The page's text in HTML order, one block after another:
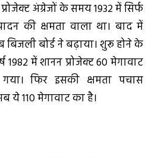
अंग्रेजों के समय 1932 में सिर्फ
की क्षमता वाला था। बाद में
बोर्ड ने बढ़ाया। शुरू होने के
1982 में शानन प्रोजेक्ट 60 मेगावाट
फिर इसकी क्षमता पचास
ये 110 मेगावाट का है।